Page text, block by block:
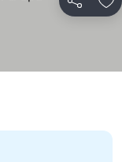
Partager